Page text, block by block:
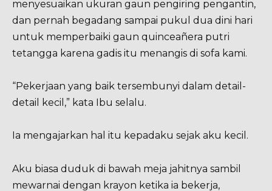
menyesuaikan ukuran gaun pengiring pengantin,
dan pernah begadang sampai pukul dua dini hari
untuk memperbaiki gaun quinceañera putri
tetangga karena gadis itu menangis di sofa kami.
“Pekerjaan yang baik tersembunyi dalam detail-
detail kecil,” kata Ibu selalu.
Ia mengajarkan hal itu kepadaku sejak aku kecil.
Aku biasa duduk di bawah meja jahitnya sambil
mewarnai dengan krayon ketika ia bekerja,